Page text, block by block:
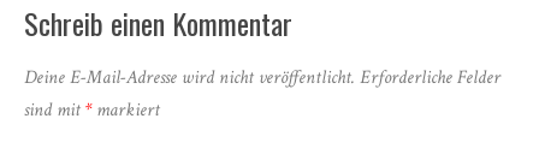
Schreib einen Kommentar
Deine E-Mail-Adresse wird nicht veröffentlicht. Erforderliche Felder
sind mit*markiert